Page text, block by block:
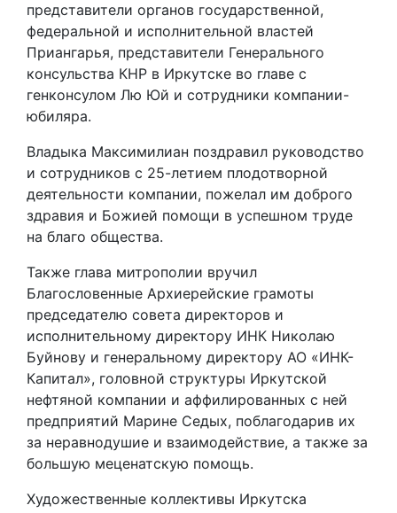
представители органов государственной,
федеральной и исполнительной властей
Приангарья, представители Генерального
консульства КНР в Иркутске во главе с
генконсулом Лю Юй и сотрудники компании-
юбиляра.
Владыка Максимилиан поздравил руководство
и сотрудников с 25-летием плодотворной
деятельности компании, пожелал им доброго
здравия и Божией помощи в успешном труде
на благо общества.
Также глава митрополии вручил
Благословенные Архиерейские грамоты
председателю совета директоров и
исполнительному директору ИНК Николаю
Буйнову и генеральному директору АО «ИНК-
Капитал», головной структуры Иркутской
нефтяной компании и аффилированных с ней
предприятий Марине Седых, поблагодарив их
за неравнодушие и взаимодействие, а также за
большую меценатскую помощь.
Художественные коллективы Иркутска